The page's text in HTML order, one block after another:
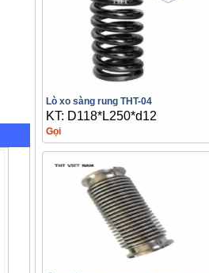
Lò xo sàng rung THT-04
KT: D118*L250*d12
Gọi